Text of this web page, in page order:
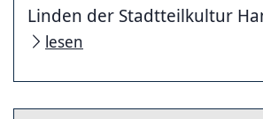
Linden der Stadtteilkultur
lesen